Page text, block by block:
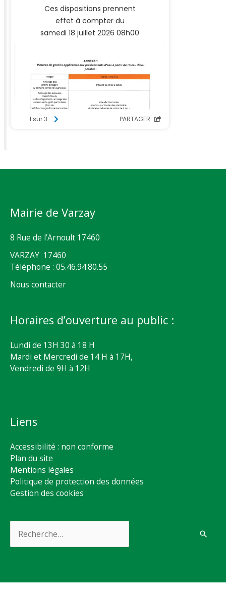
Mairie de Varzay
8 Rue de l’Arnoult 17460
VARZAY 17460
Téléphone : 05.46.94.80.55
Nous contacter
Horaires d’ouverture au public :
Lundi de 13H 30 à 18 H
Mardi et Mercredi de 14 H à 17H,
Vendredi de 9H à 12H
Liens
Accessibilité : non conforme
Plan du site
Mentions légales
Politique de protection des données
Gestion des cookies